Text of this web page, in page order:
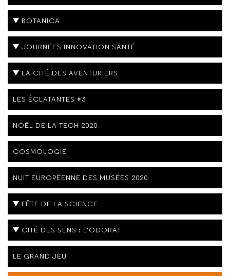
BOTANICA
JOURNÉES INNOVATION SANTÉ
LA CITÉ DES AVENTURIERS
LES ÉCLATANTES #3
NOËL DE LA TECH 2020
COSMOLOGIE
NUIT EUROPÉENNE DES MUSÉES 2020
FÊTE DE LA SCIENCE
CITÉ DES SENS : L'ODORAT
LE GRAND JEU